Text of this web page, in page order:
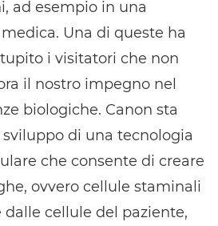
ad esempio in una
Una di queste ha
i visitatori che non
il nostro impegno nel
biologiche. Canon sta
di una tecnologia
che consente di creare
ovvero cellule staminali
cellule del paziente,